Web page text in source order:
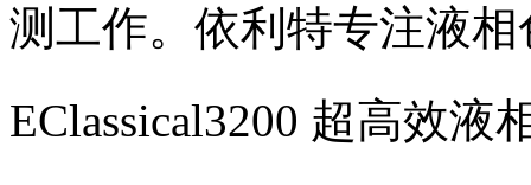
测工作。依利特专注液
EClassical3200 超高效